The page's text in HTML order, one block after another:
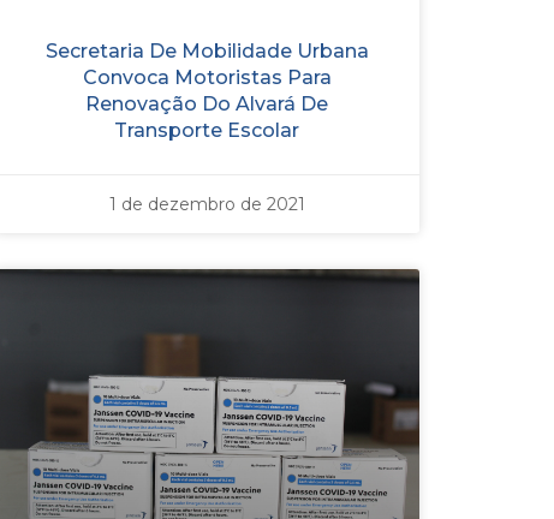
Secretaria De Mobilidade Urbana
Convoca Motoristas Para
Renovação Do Alvará De
Transporte Escolar
1 de dezembro de 2021